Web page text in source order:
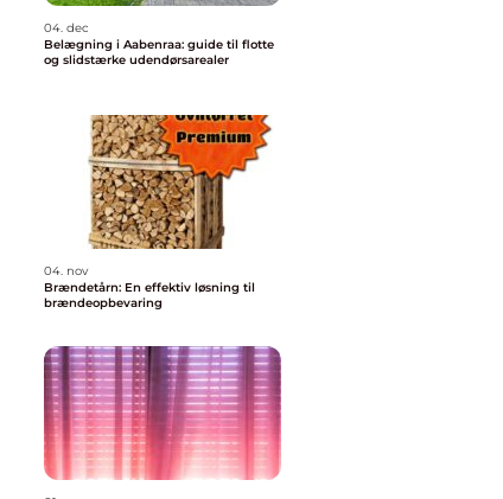
04. dec
Belægning i Aabenraa: guide til flotte
og slidstærke udendørsarealer
04. nov
Brændetårn: En effektiv løsning til
brændeopbevaring